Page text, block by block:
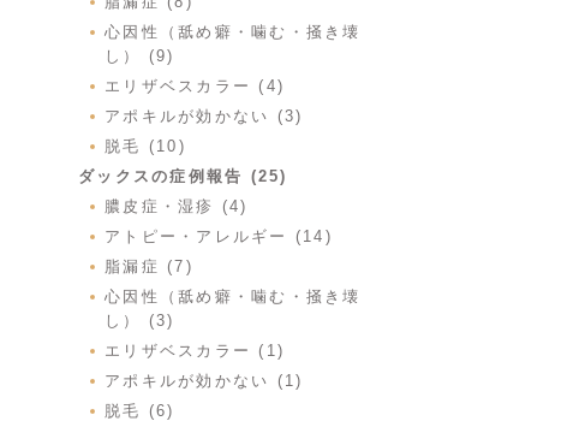
心因性（舐め癖・噛む・掻き壊
し） (9)
エリザベスカラー (4)
アポキルが効かない (3)
脱毛 (10)
ダックスの症例報告 (25)
膿皮症・湿疹 (4)
アトピー・アレルギー (14)
脂漏症 (7)
心因性（舐め癖・噛む・掻き壊
し） (3)
エリザベスカラー (1)
アポキルが効かない (1)
脱毛 (6)